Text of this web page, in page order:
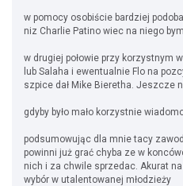
w pomocy osobiście bardziej
niz Charlie Patino wiec na niego
w drugiej połowie przy korzystnym
lub Salaha i ewentualnie Flo na
szpice dał Mike Bieretha. Jeszcze
gdyby było mało korzystnie
podsumowując dla mnie tacy
powinni już grać chyba ze w
nich i za chwile sprzedac. Akurat
wybór w utalentowanej młodzieży